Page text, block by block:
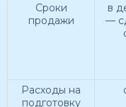
Сроки
продажи
в
—
Расходы на
подготовку